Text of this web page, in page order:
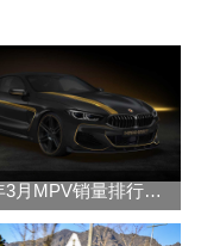
2023年3月MPV销量排行榜完整版名单